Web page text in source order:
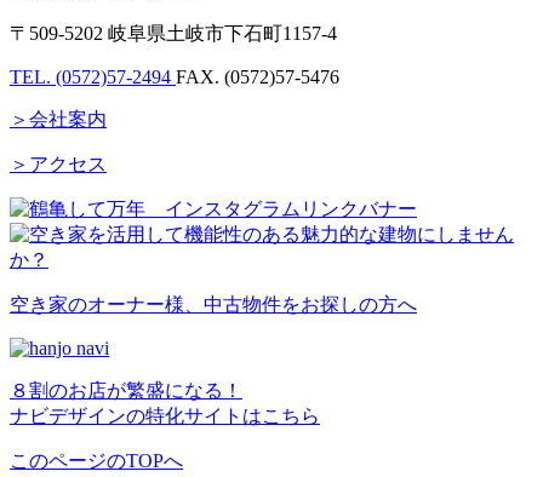
〒509-5202 岐阜県土岐市下石町1157-4
TEL. (0572)57-2494 FAX. (0572)57-5476
＞会社案内
＞アクセス
空き家のオーナー様、中古物件をお探しの方へ
８割のお店が繁盛になる！
ナビデザインの特化サイトはこちら
このページのTOPへ